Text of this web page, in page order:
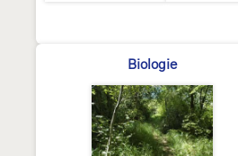
Biologie